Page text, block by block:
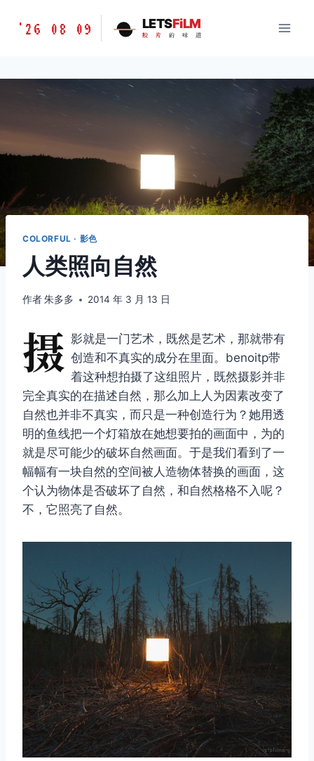
胶
味
'26 08 09 LETSFiLM
胶 片 的 味 道
COLORFUL · 影色
人类照向自然
作者朱多多 2014 年 3 月 13 日
摄 影就是一门艺术，既然是艺术，那就带有
创造和不真实的成分在里面。benoitp带
着这种想拍摄了这组照片，既然摄影并非
完全真实的在描述自然，那么加上人为因素改变了
自然也并非不真实，而只是一种创造行为？她用透
明的鱼线把一个灯箱放在她想要拍的画面中，为的
就是尽可能少的破坏自然画面。于是我们看到了一
幅幅有一块自然的空间被人造物体替换的画面，这
个认为物体是否破坏了自然，和自然格格不入呢？
不，它照亮了自然。